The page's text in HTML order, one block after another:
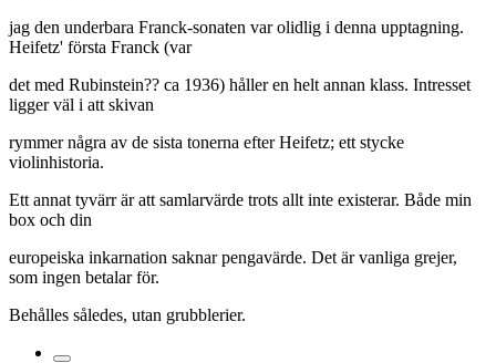
jag den underbara Franck-sonaten var olidlig i denna upptagning.
Heifetz' första Franck (var
det med Rubinstein?? ca 1936) håller en helt annan klass. Intresset
ligger väl i att skivan
rymmer några av de sista tonerna efter Heifetz; ett stycke
violinhistoria.
Ett annat tyvärr är att samlarvärde trots allt inte existerar. Både min
box och din
europeiska inkarnation saknar pengavärde. Det är vanliga grejer,
som ingen betalar för.
Behålles således, utan grubblerier.